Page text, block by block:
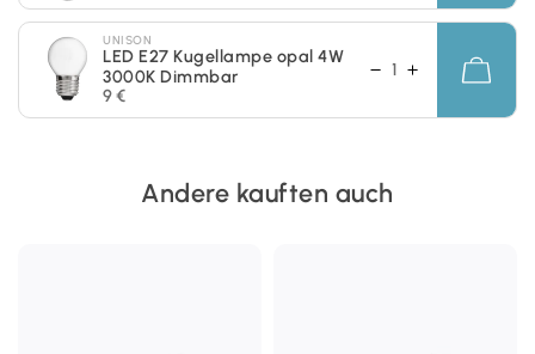
UNISON
LED E27 Kugellampe opal 4W
3000K Dimmbar
9 €
Andere kauften auch